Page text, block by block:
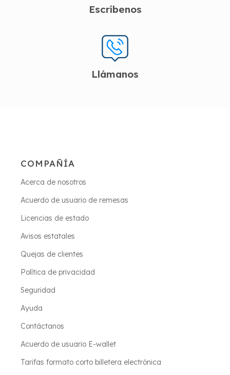
Escríbenos
Llámanos
COMPAÑÍA
Acerca de nosotros
Acuerdo de usuario de remesas
Licencias de estado
Avisos estatales
Quejas de clientes
Política de privacidad
Seguridad
Ayuda
Contáctanos
Acuerdo de usuario E-wallet
Tarifas formato corto billetera electrónica